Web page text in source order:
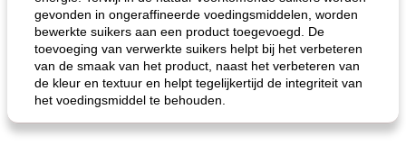
gevonden in ongeraffineerde voedingsmiddelen, worden
bewerkte suikers aan een product toegevoegd. De
toevoeging van verwerkte suikers helpt bij het verbeteren
van de smaak van het product, naast het verbeteren van
de kleur en textuur en helpt tegelijkertijd de integriteit van
het voedingsmiddel te behouden.